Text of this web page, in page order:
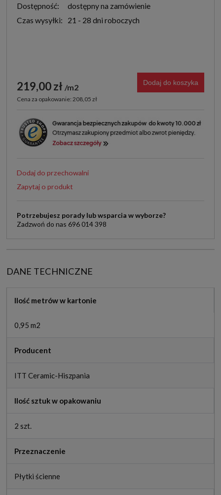
Dostępność:
dostępny na zamówienie
Czas wysyłki:
21 - 28 dni roboczych
219,00 zł m2
Cena za opakowanie: 208,05 zł
Dodaj do koszyka
Dodaj do przechowalni
Zapytaj o produkt
Potrzebujesz porady lub wsparcia w wyborze?
Zadzwoń do nas 696 014 398
DANE TECHNICZNE
Ilość metrów w kartonie
0,95 m2
Producent
ITT Ceramic-Hiszpania
Ilość sztuk w opakowaniu
2 szt.
Przeznaczenie
Płytki ścienne